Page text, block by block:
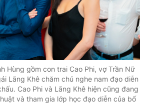
Hùng gồm con trai Cao Phi, vợ Trần Nữ
Lãng Khê chăm chú nghe nam đạo diễn
Cao Phi và Lãng Khê hiện cũng đang
và tham gia lớp học đạo diễn của bố